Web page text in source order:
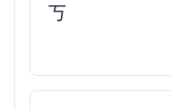
丂